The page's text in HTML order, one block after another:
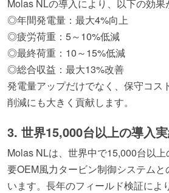
Molas NLの導入により、以下の効果
◎年間発電量：最大4%向上
◎疲労荷重：5～10%低減
◎最終荷重：10～15%低減
◎総合収益：最大13%改善
発電量アップだけでなく、保守コス
削減にも大きく貢献します。
3. 世界15,000台以上の導入
Molas NLは、世界中で15,000台以
要OEM風力タービン制御システム
います。長年のフィールド検証により